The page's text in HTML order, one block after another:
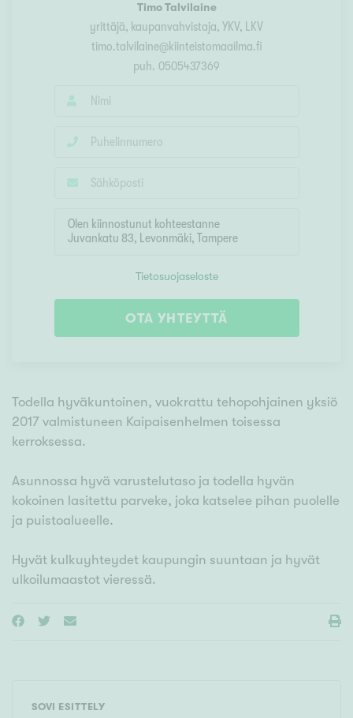
Timo Talvilaine
yrittäjä, kaupanvahvistaja, YKV, LKV
timo.talvilaine@kiinteistomaailma.fi
puh. 0505437369
Tietosuojaseloste
OTA YHTEYTTÄ
Todella hyväkuntoinen, vuokrattu tehopohjainen yksiö
2017 valmistuneen Kaipaisenhelmen toisessa
kerroksessa.
Asunnossa hyvä varustelutaso ja todella hyvän
kokoinen lasitettu parveke, joka katselee pihan puolelle
ja puistoalueelle.
Hyvät kulkuyhteydet kaupungin suuntaan ja hyvät
ulkoilumaastot vieressä.
SOVI ESITTELY